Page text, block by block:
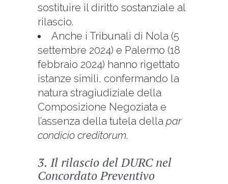
sostituire il diritto sostanziale al
rilascio.
Anche i Tribunali di Nola (5
settembre 2024) e Palermo (18
febbraio 2024) hanno rigettato
istanze simili, confermando la
natura stragiudiziale della
Composizione Negoziata e
l’assenza della tutela della par
condicio creditorum.
3. Il rilascio del DURC nel
Concordato Preventivo